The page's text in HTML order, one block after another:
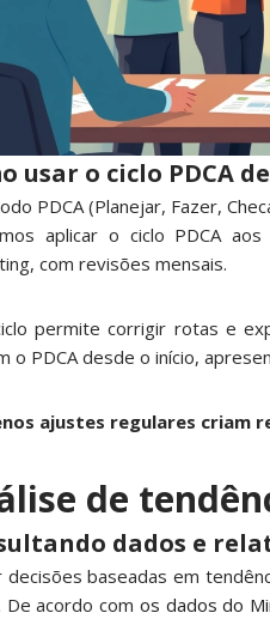
usar o ciclo PDCA
PDCA (Planejar, Fazer,
aplicar o ciclo PDCA
com revisões mensais.
permite corrigir rotas e
o PDCA desde o início,
ajustes regulares criam
de
dados e
decisões baseadas em
De acordo com os dados do